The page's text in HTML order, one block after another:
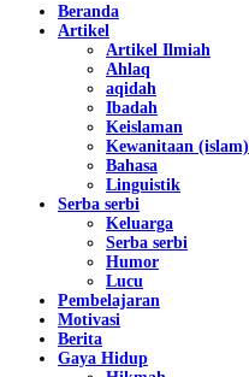
Beranda
Artikel
Artikel Ilmiah
Ahlaq
aqidah
Ibadah
Keislaman
Kewanitaan (islam)
Bahasa
Linguistik
Serba serbi
Keluarga
Serba serbi
Humor
Lucu
Pembelajaran
Motivasi
Berita
Gaya Hidup